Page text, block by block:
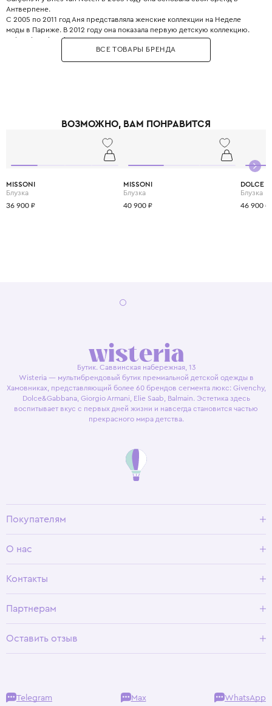
Антверпене.
С 2005 по 2011 год Аня представляла женские коллекции на Неделе
моды в Париже. В 2012 году она показала первую детскую коллекцию.
Anja Schwerbrock – это не просто одежда, а педагогика, искусство и
свобода. Философия бренда – свобода самовыражения ребёнка и отказ
от быстрой моды. Эстетика строится на осознанной неидеальности:
ВСЕ ТОВАРЫ БРЕНДА
ВОЗМОЖНО, ВАМ ПОНРАВИТСЯ
MISSONI
Блузка
36 900 ₽
MISSONI
Блузка
40 900 ₽
DOLCE
Блузка
46 900 ₽
Бутик. Саввинская набережная, 13
Wisteria — мультибрендовый бутик премиальной детской одежды в
Хамовниках, представляющий более 60 брендов сегмента люкс: Givenchy,
Dolce&Gabbana, Giorgio Armani, Elie Saab, Balmain. Эстетика здесь
воспитывает вкус с первых дней жизни и навсегда становится частью
прекрасного мира детства.
Покупателям
Условия возврата
О нас
Программа лояльности
Контакты
Партнерам
Оставить отзыв
Telegram Max WhatsApp